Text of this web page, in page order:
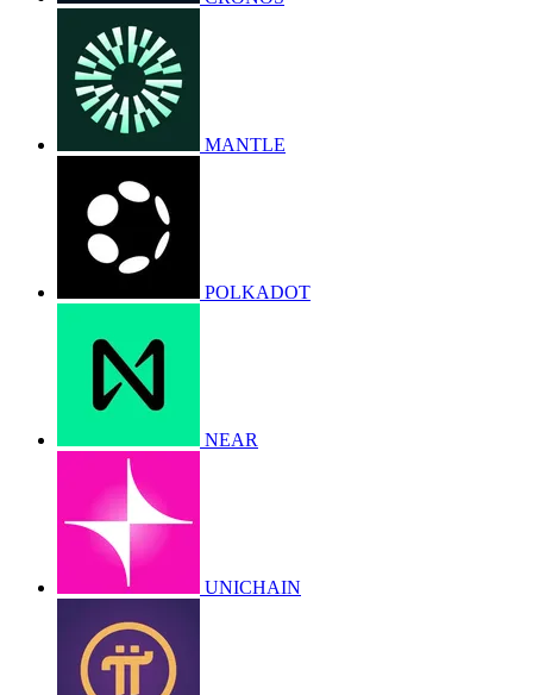
MANTLE
POLKADOT
NEAR
UNICHAIN